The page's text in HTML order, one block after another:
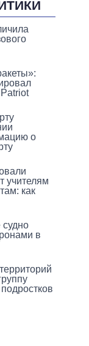
о
учителям
как
судно
в